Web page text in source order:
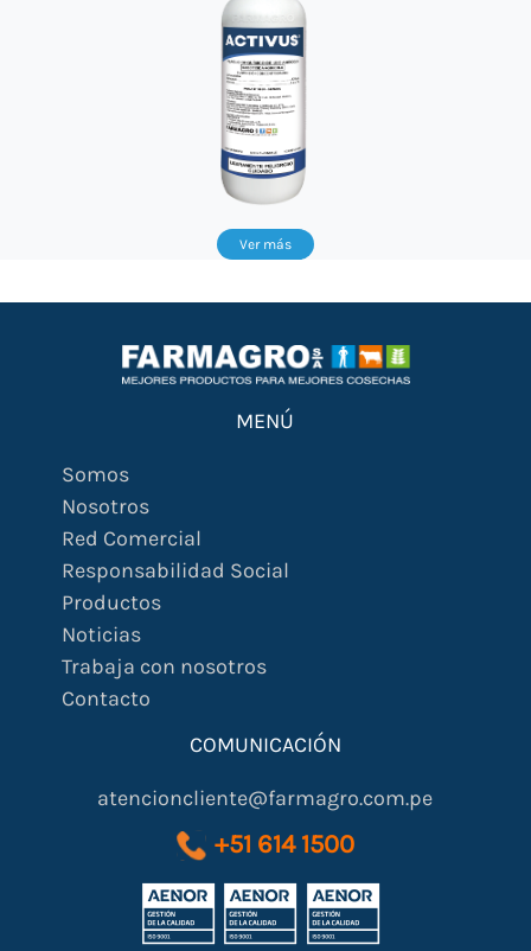
Ver más
MENÚ
Somos
Nosotros
Red Comercial
Responsabilidad Social
Productos
Noticias
Trabaja con nosotros
Contacto
COMUNICACIÓN
atencioncliente@farmagro.com.pe
+51 614 1500